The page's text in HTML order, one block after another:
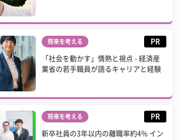
将来を考える PR
「社会を動かす」情熱と視点 - 経済産
業省の若手職員が語るキャリアと経験
将来を考える PR
新卒社員の3年以内の離職率約4% イン